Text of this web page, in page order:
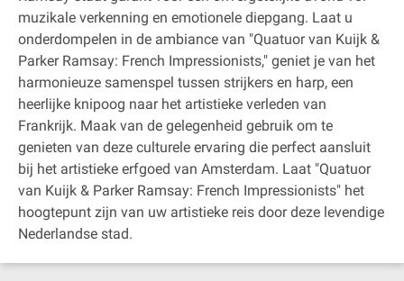
muzikale verkenning en emotionele diepgang. Laat u
onderdompelen in de ambiance van "Quatuor van Kuijk &
Parker Ramsay: French Impressionists," geniet je van het
harmonieuze samenspel tussen strijkers en harp, een
heerlijke knipoog naar het artistieke verleden van
Frankrijk. Maak van de gelegenheid gebruik om te
genieten van deze culturele ervaring die perfect aansluit
bij het artistieke erfgoed van Amsterdam. Laat "Quatuor
van Kuijk & Parker Ramsay: French Impressionists" het
hoogtepunt zijn van uw artistieke reis door deze levendige
Nederlandse stad.